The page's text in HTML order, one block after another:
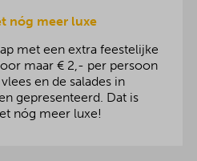
nóg meer luxe
met een extra feestelijke
maar € 2,- per persoon
en de salades in
gepresenteerd. Dat is
nóg meer luxe!